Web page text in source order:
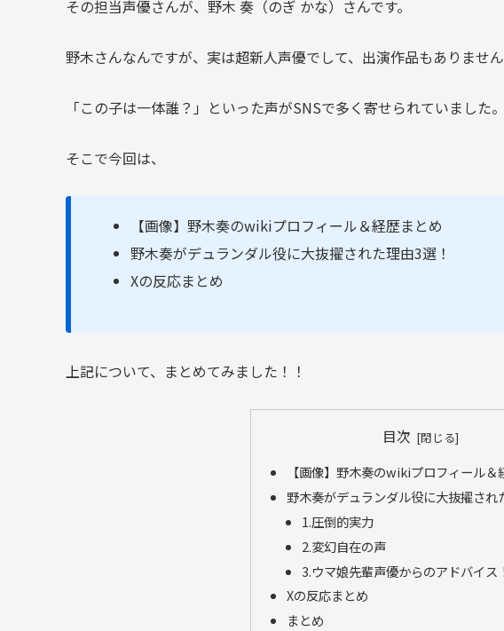
その担当声優さんが、野木 奏（のぎ かな）さんです。
野木さんなんですが、実は超新人声優でして、出演作品もありません
「この子は一体誰？」といった声がSNSで多く寄せられていました。
そこで今回は、
【画像】野木奏のwikiプロフィール＆経歴まとめ
野木奏がデュランダル役に大抜擢された理由3選！
Xの反応まとめ
上記について、まとめてみました！！
目次
【画像】野木奏のwikiプロフィール＆
野木奏がデュランダル役に大抜擢され
1.圧倒的実力
2.変幻自在の声
3.ウマ娘先輩声優からのアドバイス
Xの反応まとめ
まとめ